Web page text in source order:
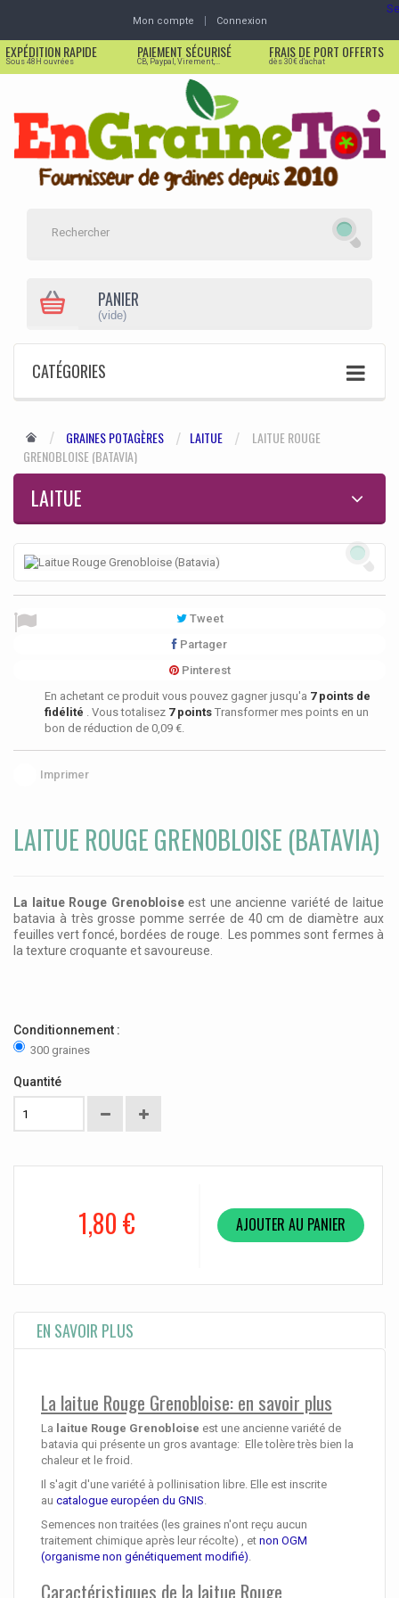
Mon compte Connexion
EXPÉDITION RAPIDE
Sous 48H ouvrées
PAIEMENT SÉCURISÉ
CB, Paypal, Virement,...
FRAIS DE PORT OFFERTS
dès 30€ d'achat
PANIER
(vide)
CATÉGORIES
GRAINES POTAGÈRES LAITUE
LAITUE ROUGE
GRENOBLOISE (BATAVIA)
LAITUE
Tweet
Partager
Pinterest
En achetant ce produit vous pouvez gagner jusqu'a 7points de
fidélité
. Vous totalisez 7points Transformer mes points en un
bon de réduction de 0,09 €
Imprimer
LAITUE ROUGE GRENOBLOISE (BATAVIA)
La laitue Rouge Grenobloiseest une ancienne variété de laitue
batavia à très grosse pomme serrée de 40 cm de diamètre aux
feuilles vert foncé, bordées de rouge. Les pommes sont fermes à
la texture croquante et savoureuse.
Conditionnement :
300 graines
Quantité
1,80 € AJOUTER AU PANIER
EN SAVOIR PLUS
La laitue Rouge Grenobloise: en savoir plus
La laitue Rouge Grenobloise est une ancienne variété de
batavia qui présente un gros avantage: Elle tolère très bien la
chaleur et le froid.
Il s'agit d'une variété à pollinisation libre. Elle est inscrite
au catalogue européen du GNIS.
Semences non traitées (les graines n'ont reçu aucun
traitement chimique après leur récolte) , et non OGM
(organisme non génétiquement modifié).
Caractéristiques de la laitue Rouge